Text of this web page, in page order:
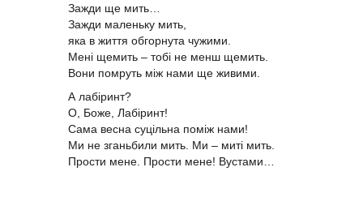
Зажди ще мить…
Зажди маленьку мить,
яка в життя обгорнута чужими.
Мені щемить – тобі не менш щемить.
Вони помруть між нами ще живими.
А лабіринт?
О, Боже, Лабіринт!
Сама весна суцільна поміж нами!
Ми не зганьбили мить. Ми – миті мить.
Прости мене. Прости мене! Вустами…